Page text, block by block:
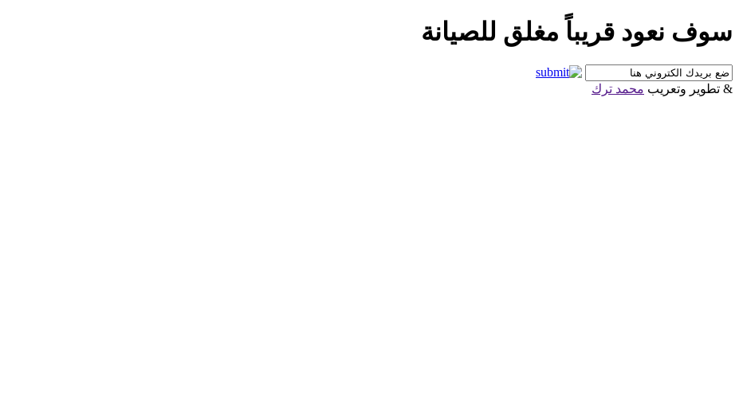
سوف نعود قريباً مغلق للصيانة
& تطوير وتعريب محمد ترك